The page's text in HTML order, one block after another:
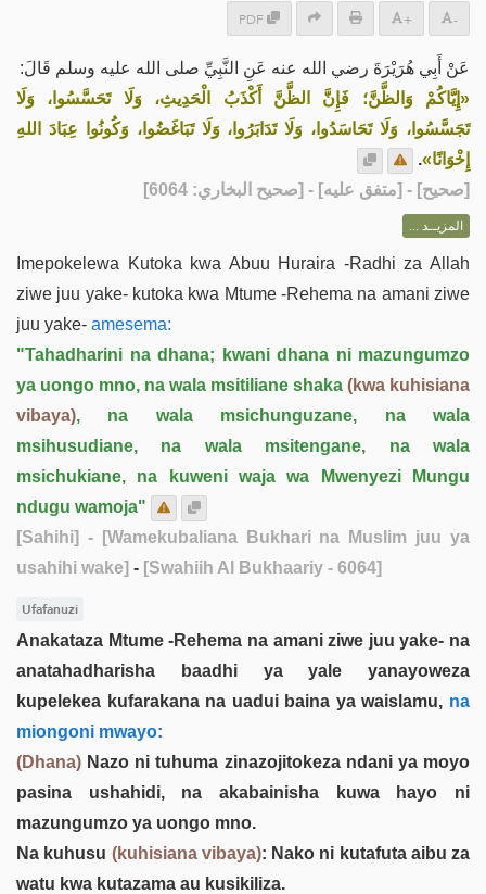
PDF + -
عَنْ أَبِي هُرَيْرَةَ رضي الله عنه عَنِ النَّبِيِّ صلى الله عليه وسلم قَالَ:
«إِيَّاكُمْ وَالظَّنَّ؛ فَإِنَّ الظَّنَّ أَكْذَبُ الْحَدِيثِ، وَلَا تَحَسَّسُوا، وَلَا
تَجَسَّسُوا، وَلَا تَحَاسَدُوا، وَلَا تَدَابَرُوا، وَلَا تَبَاغَضُوا، وَكُونُوا عِبَادَ اللهِ
إِخْوَانًا».
[صحيح] - [متفق عليه] - [صحيح البخاري: 6064]
المزيــد ...
Imepokelewa Kutoka kwa Abuu Huraira -Radhi za Allah
ziwe juu yake- kutoka kwa Mtume -Rehema na amani ziwe
juu yake- amesema:
"Tahadharini na dhana; kwani dhana ni mazungumzo
ya uongo mno, na wala msitiliane shaka (kwa kuhisiana
vibaya), na wala msichunguzane, na wala
msihusudiane, na wala msitengane, na wala
msichukiane, na kuweni waja wa Mwenyezi Mungu
ndugu wamoja"
[Sahihi] - [Wamekubaliana Bukhari na Muslim juu ya
usahihi wake] - [Swahiih Al Bukhaariy - 6064]
Ufafanuzi
Anakataza Mtume -Rehema na amani ziwe juu yake- na
anatahadharisha baadhi ya yale yanayoweza
kupelekea kufarakana na uadui baina ya waislamu, na
miongoni mwayo:
(Dhana) Nazo ni tuhuma zinazojitokeza ndani ya moyo
pasina ushahidi, na akabainisha kuwa hayo ni
mazungumzo ya uongo mno.
Na kuhusu (kuhisiana vibaya): Nako ni kutafuta aibu za
watu kwa kutazama au kusikiliza.